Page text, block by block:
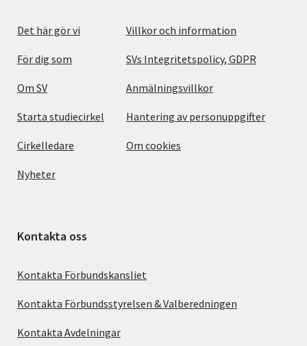
Det här gör vi
För dig som
Om SV
Starta studiecirkel
Cirkelledare
Nyheter
Villkor och information
SVs Integritetspolicy, GDPR
Anmälningsvillkor
Hantering av personuppgifter
Om cookies
Kontakta oss
Kontakta Förbundskansliet
Kontakta Förbundsstyrelsen & Valberedningen
Kontakta Avdelningar